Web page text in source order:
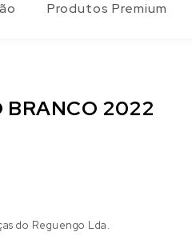
Produtos Premium
BRANCO 2022
do Reguengo Lda.